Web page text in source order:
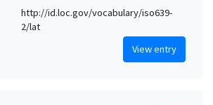
http://id.loc.gov/vocabulary/iso639-
2/lat
View entry